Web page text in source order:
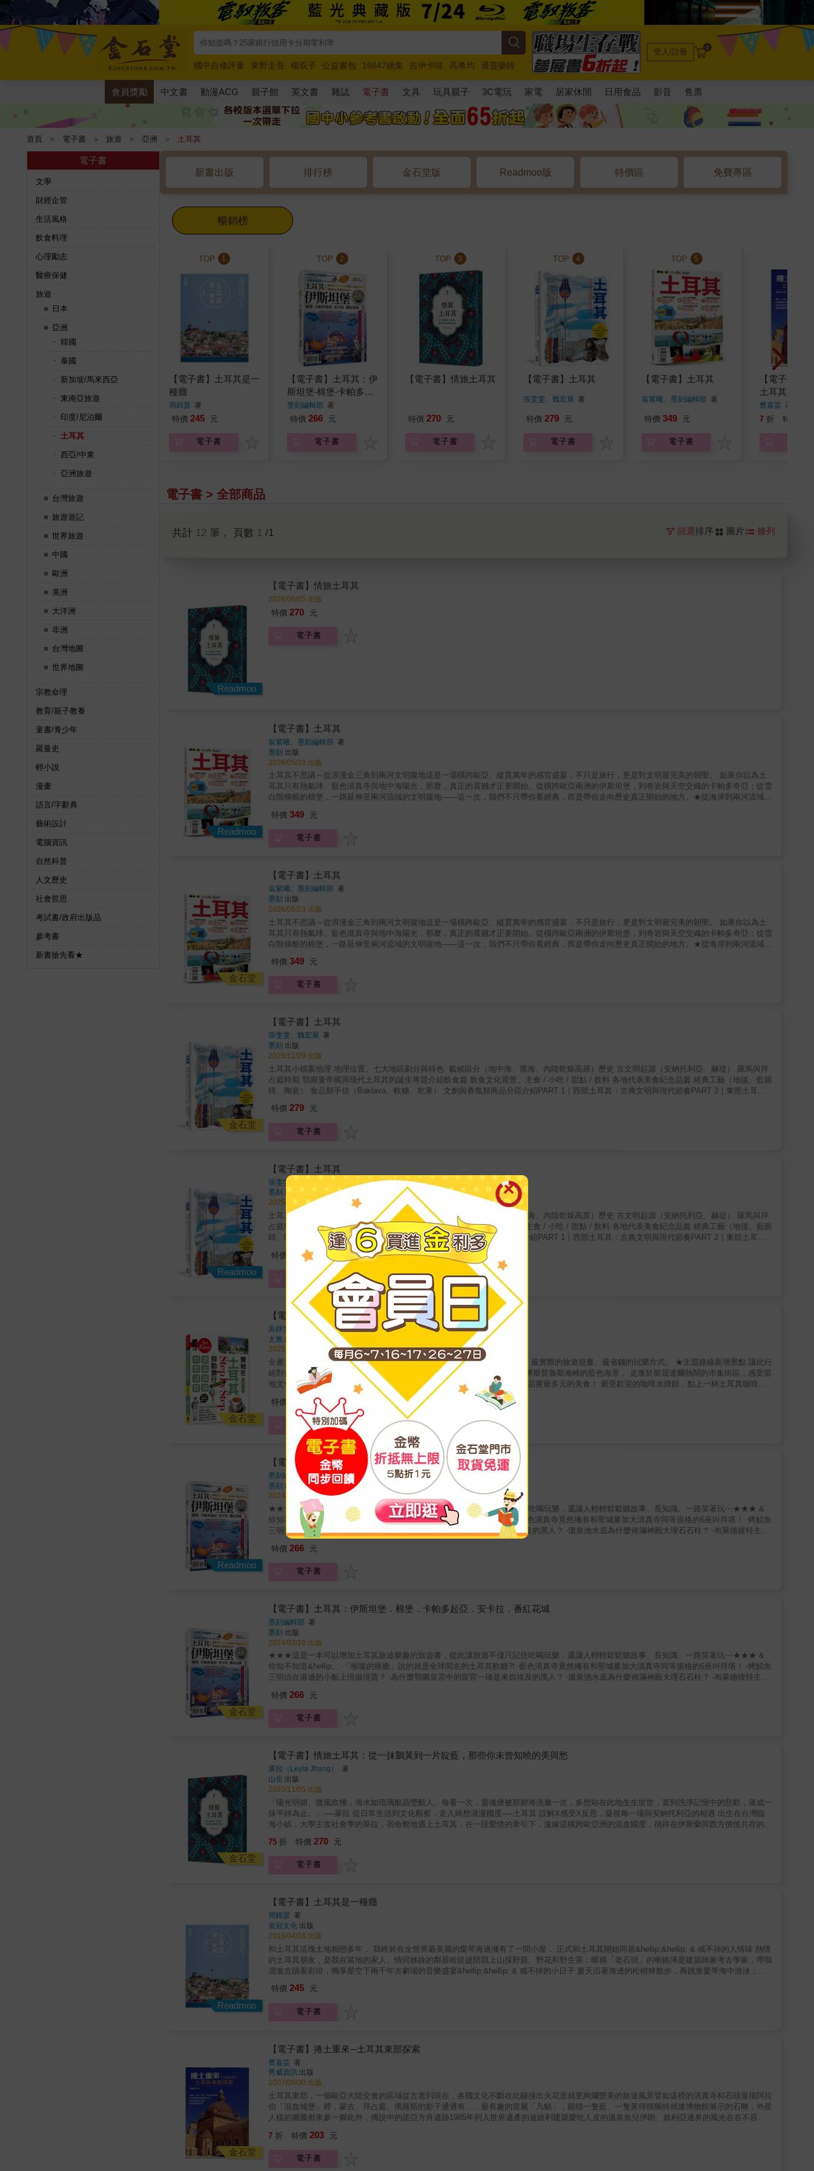
國中自修評量 東野圭吾 楊双子 公益書包 16647續集 吉伊卡哇 高希均
通靈藥師
唯紅花綻放
奧德賽 路邊攤新作 馬斯克 玩具總動員5 超慢跑
登入/註冊 0
會員獎勵 中文書 動漫ACG 親子館 英文書 雜誌 電子書 文具 玩具親子 3C電玩 家電 居家休閒 日用食品 影音 售票
首頁 ＞ 電子書 ＞ 旅遊 ＞ 亞洲 ＞ 土耳其
電子書
文學
財經企管
生活風格
飲食料理
心理勵志
醫療保健
旅遊
日本
亞洲
韓國
泰國
新加坡/馬來西亞
東南亞旅遊
印度/尼泊爾
土耳其
西亞/中東
亞洲旅遊
台灣旅遊
旅遊遊記
世界旅遊
中國
歐洲
美洲
大洋洲
非洲
台灣地圖
世界地圖
宗教命理
教育/親子教養
童書/青少年
羅曼史
輕小說
漫畫
語言/字辭典
藝術設計
電腦資訊
自然科普
人文歷史
社會哲思
考試書/政府出版品
參考書
新書搶先看★
新書出版 排行榜 金石堂版 Readmoo版 特價區 免費專區
暢銷榜
TOP 1
【電子書】土耳其是一
種癮
周錦瑟 著
特價 245 元
電子書
TOP 2
【電子書】土耳其：伊
斯坦堡‧棉堡‧卡帕多起
亞‧安卡拉‧番紅花城
墨刻編輯部 著
特價 266 元
電子書
TOP 3
【電子書】情旅土耳其
特價 270 元
電子書
TOP 4
【電子書】土耳其
張雯雯、魏宏展 著
特價 279 元
電子書
TOP 5
【電子書】土耳其
翁紫曦、墨刻編輯部 著
特價 349 元
電子書
【電子書】
土耳其東部
曹嘉芸 著
7 折 特價
電子書 > 全部商品
共計 12 筆， 頁數 1 /1 篩選排序 圖片 條列
Readmoo
【電子書】情旅土耳其
2026/06/05 出版
特價 270 元
電子書
Readmoo
【電子書】土耳其
翁紫曦、墨刻編輯部 著
墨刻 出版
2026/05/23 出版
土耳其不思議～從浪漫金三角到兩河文明腹地這是一場橫跨歐亞、縱貫萬年的感官盛宴，不只是旅行，更是對文明最完美的朝聖。 如果你以為土
耳其只有熱氣球、藍色清真寺與地中海陽光，那麼，真正的震撼才正要開始。從橫跨歐亞兩洲的伊斯坦堡，到奇岩與天空交織的卡帕多奇亞；從雪
白階梯般的棉堡，一路延伸至兩河流域的文明腹地——這一次，我們不只帶你看經典，而是帶你走向歷史真正開始的地方。★從海岸到兩河流域：
你將踏入人類文明最深的時間層。本書完整保留金三角經典路線——伊斯坦堡、卡帕多奇亞、棉堡與愛琴海古城，同時重磅擴充「東南安納托利
直面人類最古老神殿之一‧在尚勒烏爾法聖魚池感受信仰與傳說交會的神聖場景‧沿著幼發拉底河抵達哈爾費蒂，看水壩下沉睡的古村‧在底格里斯河
覽：不只打卡，而是讀懂千年時間走進清真寺，你知道該看哪裡？站在羅馬劇場中央，你能想像兩千年前的聲音？面對史前巨石神殿，你是否真正
理解它的時代意義？本書為每座重要古蹟搭配歷史背景、圖解說明與地圖定位，從羅馬、拜占庭到鄂圖曼，從史前巨石神殿到伊斯蘭建築，讓你在
現場就能掌握千年時間尺度。‧馬賽克藝術如何拼貼帝國榮光？‧被水壩淹沒的古城意味著什麼？‧「文明十字路口」為何不是口號，而是真實發生的
歷史現場？◆從「看熱鬧」晉升為「讀歷史」，你將真正理解腳下土地的重量 ★味蕾巡禮：從烤肉王國到甜點之都土耳其料理被譽為世界三大菜
系之一，卻遠不止沙威瑪與冰淇淋。前菜（Meze）鋪滿整張餐桌，烤肉與鹹優格（Ayran）構成日常風景；愛琴海沿岸料理清爽鮮明，內陸則香
料濃郁、燉肉厚實。而來到加濟安泰普，你將遇見真正的甜點王國——層層酥皮、鋪滿開心果的果仁蜜餅（Baklava），在這裡被視為國家級標
準。甜與香的比例，足以改寫你對「甜點」的想像。◆這是一趟用味蕾體驗文化的旅行。 ★從大巴扎到銅匠街：敗家，也是一種文化體驗伊斯坦
堡大巴扎依舊繁華，但更迷人的是各地城市保留的在地市集性格。從香料山堆疊的色彩，到銅匠敲打出的金屬節奏；藍眼睛護身符、玻璃燈罩、地
毯、皮件、綠松石、橄欖油香皂與土耳其軟糖……每一次交易，都是文化的延續。怎麼逛？怎麼挑？如何在熱情攻勢下理性出價？◆MOOK用實
哈爾費蒂乘船航行於水下古村之上，或在清真寺旁聆聽宣禮聲與水波交織。◆當夕陽沉入底格里斯河谷，歷史不再抽象，而是可見、可觸、可思考
的存在。 這不是一本「到此一遊」的觀光指南，而是一部能「深入土耳其」的旅行之書。無論是第一次造訪，或已走過經典路線的二訪旅人，都
書寫的史詩。翻開這本書，你不只是計畫一趟旅行——更是走進文明的源頭裡！
特價 349 元
電子書
金石堂
【電子書】土耳其
翁紫曦、墨刻編輯部 著
墨刻 出版
2026/05/23 出版
土耳其不思議～從浪漫金三角到兩河文明腹地這是一場橫跨歐亞、縱貫萬年的感官盛宴，不只是旅行，更是對文明最完美的朝聖。 如果你以為土
耳其只有熱氣球、藍色清真寺與地中海陽光，那麼，真正的震撼才正要開始。從橫跨歐亞兩洲的伊斯坦堡，到奇岩與天空交織的卡帕多奇亞；從雪
白階梯般的棉堡，一路延伸至兩河流域的文明腹地——這一次，我們不只帶你看經典，而是帶你走向歷史真正開始的地方。★從海岸到兩河流域：
你將踏入人類文明最深的時間層。本書完整保留金三角經典路線——伊斯坦堡、卡帕多奇亞、棉堡與愛琴海古城，同時重磅擴充「東南安納托利
直面人類最古老神殿之一‧在尚勒烏爾法聖魚池感受信仰與傳說交會的神聖場景‧沿著幼發拉底河抵達哈爾費蒂，看水壩下沉睡的古村‧在底格里斯河
覽：不只打卡，而是讀懂千年時間走進清真寺，你知道該看哪裡？站在羅馬劇場中央，你能想像兩千年前的聲音？面對史前巨石神殿，你是否真正
理解它的時代意義？本書為每座重要古蹟搭配歷史背景、圖解說明與地圖定位，從羅馬、拜占庭到鄂圖曼，從史前巨石神殿到伊斯蘭建築，讓你在
現場就能掌握千年時間尺度。‧馬賽克藝術如何拼貼帝國榮光？‧被水壩淹沒的古城意味著什麼？‧「文明十字路口」為何不是口號，而是真實發生的
歷史現場？◆從「看熱鬧」晉升為「讀歷史」，你將真正理解腳下土地的重量 ★味蕾巡禮：從烤肉王國到甜點之都土耳其料理被譽為世界三大菜
系之一，卻遠不止沙威瑪與冰淇淋。前菜（Meze）鋪滿整張餐桌，烤肉與鹹優格（Ayran）構成日常風景；愛琴海沿岸料理清爽鮮明，內陸則香
料濃郁、燉肉厚實。而來到加濟安泰普，你將遇見真正的甜點王國——層層酥皮、鋪滿開心果的果仁蜜餅（Baklava），在這裡被視為國家級標
準。甜與香的比例，足以改寫你對「甜點」的想像。◆這是一趟用味蕾體驗文化的旅行。 ★從大巴扎到銅匠街：敗家，也是一種文化體驗伊斯坦
堡大巴扎依舊繁華，但更迷人的是各地城市保留的在地市集性格。從香料山堆疊的色彩，到銅匠敲打出的金屬節奏；藍眼睛護身符、玻璃燈罩、地
毯、皮件、綠松石、橄欖油香皂與土耳其軟糖……每一次交易，都是文化的延續。怎麼逛？怎麼挑？如何在熱情攻勢下理性出價？◆MOOK用實
哈爾費蒂乘船航行於水下古村之上，或在清真寺旁聆聽宣禮聲與水波交織。◆當夕陽沉入底格里斯河谷，歷史不再抽象，而是可見、可觸、可思考
的存在。 這不是一本「到此一遊」的觀光指南，而是一部能「深入土耳其」的旅行之書。無論是第一次造訪，或已走過經典路線的二訪旅人，都
特價 349 元
電子書
金石堂
【電子書】土耳其
張雯雯、魏宏展 著
墨刻 出版
2025/11/29 出版
土耳其小檔案地理 地理位置、七大地區劃分與特色 氣候區分（地中海、黑海、內陸乾燥高原）歷史 古文明起源（安納托利亞、赫堤） 羅馬與拜
占庭時期 鄂圖曼帝國與現代土耳其的誕生專題介紹飲食篇 飲食文化背景、主食 / 小吃 / 甜點 / 飲料 各地代表美食紀念品篇 經典工藝（地毯、藍眼
睛、陶瓷） 食品類手信（Baklava、軟糖、乾果） 文創與香氛類商品分區介紹PART 1｜西部土耳其：古典文明與現代節奏PART 2｜東部土耳
特價 279 元
電子書
Readmoo
【電子書】土耳其
張雯雯、魏宏展
墨刻 出版
2025/11/29 出版
土耳其小檔案地理 地理位置、七大地區劃分與特色 氣候區分（地中海、黑海、內陸乾燥高原）歷史 古文明起源（安納托利亞、赫堤） 羅馬與拜
占庭時期 鄂圖曼帝國與現代土耳其的誕生專題介紹飲食篇 飲食文化背景、主食 / 小吃 / 甜點 / 飲料 各地代表美食紀念品篇 經典工藝（地毯、藍眼
睛、陶瓷） 食品類手信（Baklava、軟糖、乾果） 文創與香氛類商品分區介紹PART 1｜西部土耳其：古典文明與現代節奏PART 2｜東部土耳
其：文明的起點與邊境的呼喚PART 3｜北部與高原：黑海綠境與高山秘境PART 4｜中央安納托利亞：從王國到帝國的軸線文明
特價 279 元
電子書
金石堂
【電子書】開始在土耳其自助旅行
吳靜雯
太雅 出版
2025/05/12 出版
全書資訊更新！必看！15個重點城市深度導覽！ 給你最多樣的土耳其風情、最實際的旅遊規畫、最省錢的玩樂方式。 ★主題路線新增景點 讓此行
絕對值回票價！ 伊斯坦堡主題路線，增加亞洲區熱門景點， 在少女塔遠眺博斯普魯斯海峽的藍色海景， 走進於斯屈達爾熱鬧的市集街區，感受當
地文化 登上恰姆勒賈山丘，俯瞰伊斯坦堡日落美景。 ★新增餐廳推薦 帶你品嘗最多元的美食！ 最受歡迎的咖啡水煙館，點上一杯土耳其咖啡，
享受悠閒的時光。 還有平價的土式牛肉丸餐廳，教你最道地的吃法！ ｜主題玩樂，最豐富｜ 帶你探索橫跨歐亞的伊斯蘭文明大國！ 古城徒步、
海峽郵輪、滑翔翼、熱氣球、土耳其浴， 並擁有眾多的世界級文化遺產、歷史遺址、拜占庭建築藝術， 喜愛探索古蹟文化奇景的你，絕對要造訪
土耳其！ ｜特色工藝，最熱門｜ 土耳其卓越非凡的工藝技術！ 皮件、手工鞋、玫瑰水、橄欖皂、番紅花、 彩繪陶瓷、馬賽克彩燈、藍眼睛、絲
巾， 還有不容錯過的伴手禮，一次滿足你！ ｜多元美食，最驚喜｜ 列於世界三大菜系的土耳其料理！ 小酒館、烤肉店、烤餅店、海鮮餐廳、街
頭小吃， 還有土耳其香料飯、沙丁魚飯、麥飯、浪軍馬、旋轉烤肉， 番紅花布丁、米布丁、土耳其冰淇淋、甜甜圈等各土式甜點， 土耳其茶、咖
啡、獅子奶、蘭根莖熱飲、鹹優格等飲品， 最具特色的愛式料理，來土耳其非嘗不可！ 本書特色 ★Step by Step圖解式教戰手冊 食衣住行大小
事項、搭機入境通關、各種交通搭乘接駁，Step by Step圖解法，全部流程步驟化，文字與圖片搭配，易懂，操作容易。 ★專治旅行疑難雜症 旅
行一開始的準備規畫、辦護照、辦簽證、購買機票、安排行程、機場入出境手續、行李打包、如何搭乘各種大眾交通工具、如何選擇入宿，全都預
先設想周到，並給予適當的指示和解答。絕對是害怕自助旅遊者的救星，自助旅遊愛好者的好幫手。 ★玩樂景點分量加倍 作者親自導覽，介紹伊
斯坦堡、愛琴海沿岸、地中海沿岸、安納托利亞等分區，網羅必訪景點，並外加在地主題旅遊，讓你一次將土耳其玩透透。 ★各種票券、指標解
析 搭機及搭車資訊看板、購票、投幣、按鈕、插孔位置都有拉線指示，跟著本書照著操作，一個人上路也不怕。 ★實用資訊表格 證件哪裡辦、店
家、景點怎麼去，相關聯絡資料、各方面查詢管道，條例整理為小BOX，一目了然、方便查詢。 ★超好用緊急應變方案 證件護照、財物遺失、遭
搶被竊、生病受傷、內急等意外狀況都有解決方案；相關急救單位、救命電話全都錄；附贈救命小紙條隨身攜帶。 ★模擬情境的單字與對話 模擬
各種場合與情境的單字與對話，即使語言不通，指指點點也能輕鬆暢遊土耳其。
特價 元
電子書
Readmoo
【電子書】土耳其：伊斯坦堡‧棉堡‧卡帕多起亞‧安卡拉‧番紅花城
墨刻編輯部
著
墨刻 出版
2024/03/16 出版
★★★這是一本可以增加土耳其旅途樂趣的旅遊書，從此讓旅遊不僅只記住吃喝玩樂，還讓人輕輕鬆鬆聽故事、長知識、一路笑著玩⋯★★★ &
你知不知道&hellip;.. ‧「喉嚨的療癒」說的就是全球聞名的土耳其軟糖?! ‧藍色清真寺竟然擁有和聖城麥加大清真寺同等規格的6座叫拜塔！ ‧烤鯖魚
三明治在港邊的小船上現做現賣？ ‧為什麼鄂圖皇宮中的宦官一律是來自埃及的黑人？ ‧溫泉池水底為什麼佈滿神殿大理石石柱？ ‧布萊德彼特主演
的電影「特洛伊」大木馬竟立在大馬路旁？ ‧在洞穴煙囪裡爬上爬下只為了喝咖啡是怎麼一回事？ ‧只有指甲般大小的小餃子是什麼滋味？ & 【本
書優點】 除了有趣知識，這本書還有下列優點，讓大家一路安心玩～ ◎超實用的小提醒：像是搭車該怎麼買票最划算、前往景點最方便又最便宜
資訊外，還會深入解說各景點的背景典故、不能錯過的重點與如何玩才聰明等，讓你玩得知其所以然，開開心心長知識。 ◎介紹的餐廳與店家都
◎土耳其交通大解析 ◎土耳其行前懶人包 ◎好買好逛 &
特價 266 元
電子書
金石堂
【電子書】土耳其：伊斯坦堡．棉堡．卡帕多起亞．安卡拉．番紅花城
墨刻編輯部 著
墨刻 出版
2024/03/16 出版
★★★這是一本可以增加土耳其旅途樂趣的旅遊書，從此讓旅遊不僅只記住吃喝玩樂，還讓人輕輕鬆鬆聽故事、長知識、一路笑著玩⋯★★★ &
你知不知道&hellip;.. ‧「喉嚨的療癒」說的就是全球聞名的土耳其軟糖?! ‧藍色清真寺竟然擁有和聖城麥加大清真寺同等規格的6座叫拜塔！ ‧烤鯖魚
三明治在港邊的小船上現做現賣？ ‧為什麼鄂圖皇宮中的宦官一律是來自埃及的黑人？ ‧溫泉池水底為什麼佈滿神殿大理石石柱？ ‧布萊德彼特主演
書優點】 除了有趣知識，這本書還有下列優點，讓大家一路安心玩～ ◎超實用的小提醒：像是搭車該怎麼買票最划算、前往景點最方便又最便宜
資訊外，還會深入解說各景點的背景典故、不能錯過的重點與如何玩才聰明等，讓你玩得知其所以然，開開心心長知識。 ◎介紹的餐廳與店家都
◎土耳其交通大解析 ◎土耳其行前懶人包 ◎好買好逛 &
特價 266 元
電子書
金石堂
【電子書】情旅土耳其：從一抹鵝黃到一片靛藍，那些你未曾知曉的美與愁
萊拉（Leyla Jhang）
著
山岳 出版
2020/11/05 出版
「陽光明媚、微風吹拂，海水如琉璃般晶瑩動人。每看一次，靈魂便被那碧海洗滌一次，多想站在此地生生世世，直到洗淨記憶中的悲歡，落成一
抹平靜為止。」──萊拉 從日常生活到文化觀察，走入綺想浪漫國度──土耳其 誤解X感受X反思，凝視每一場與安納托利亞的相遇 出生在台灣臨
海小鎮，大學主攻社會學的萊拉，宿命般地遇上土耳其，在一段愛情的牽引下，遠嫁這橫跨歐亞洲的混血國度，徜徉在伊斯蘭與西方價值共存的城
她以社會觀察的犀利眼光和在地人生活的視角，寫下土耳其的美麗與哀愁。 關於土耳其，你有什麼想像？多數人立刻想到：「熱氣球」或「冰淇
的冒險家，以生活在土耳其的旅人姿態，拓展一場場耐人尋味的文化之旅。全書以抒情優美的筆觸，細膩刻畫土耳其的人文風情，穿梭於宗教的神
曼幾何圖形的工藝&hellip;&hellip;構成了土耳其斑斕華麗的色彩印象。萊拉運用四種土耳其代表色為主題書寫，娓娓道來不同色彩背後的意味深
長，包含風土民情、旅行見聞、生活日常及社會寫實，使全書滿溢出浪漫的異國風情。 ｜暖鵝黃──文化｜ 泛黃的牆垣、金黃的銅幣⋯⋯黃色雖給
人一種「古老」、「傳統」的感覺，卻溫暖而明亮。如同土耳其的文化──好客、愛情、親子觀念──多半和歷史、宗教有關，卻藏有樂天友好的一
面。 ｜迷霧白──旅行｜ 穿梭在一次又一次的旅行中，前方宛如迷霧一般，看不清路途；而萊拉正領著你，走進又走出一陣迷霧白，俯瞰愛琴海的
靛藍波浪、洞穴旅館的土黃色堡壘、蔥綠色的路樹，以及寂靜的雪白世界⋯⋯每個未知的開端，都等著旅人們親自去探索。 ｜兔血紅──生活｜ 一
杯煮得到位的紅茶，必須要是「兔血紅色」──這是土耳其人的堅持，不過度烹調，也不任它清清淡淡。猶如土耳其人愛好的大托盤早餐、穿著服
飾的適當性、灑脫對待貓咪的方式⋯⋯萊拉將土耳其的生活，形容為一杯到位的紅茶，濃厚卻不苦澀，讓人想一杯接著一杯地喝下去。 ｜土耳其
藍──社會｜ 如果非得為土耳其選出一種顏色，土耳其藍再適合不過了！瘋狂的愛國情節、埋在社會架構裡的幽暗故事，以及當權者貪婪的輪廓，
全都化為一層暗藍色，包覆著土耳其。若想一探究竟，得先扒開這層土耳其藍，看見其中的色澤亮麗，才能展望真正的土耳其。 ◆關於誤解：我
在公共場合大吵，全土耳其人幫你哄小孩？ ＋土耳其人沒有「父後七日」！生死觀豁達，顛覆你的想像。 無論是伊斯蘭宗教或土耳其，在世人眼
中必定有多種面貌──「保守」、「邪惡」、「固執」──而萊拉絲毫不被刻板印象影響，一步一步揭開土耳其的神祕面紗，翻轉以往的負面印象。
戰亂及死亡面前，渺小的人類是該停止仇恨了，好好珍惜平靜的當下。 萊拉以細膩的眼光，敏銳的洞察，帶領我們看見你我未曾知曉的土耳其，
認識深邃浪漫的安納托利亞。
75 折 特價 270 元
電子書
Readmoo
【電子書】土耳其是一種癮
周錦瑟 著
皇冠文化 出版
2016/04/18 出版
和土耳其這塊土地相戀多年， 我終於在全世界最美麗的愛琴海邊擁有了一間小屋， 正式和土耳其開始同居&hellip;&hellip; & 戒不掉的人情味 熱情
的土耳其朋友，是我在當地的家人。情同姊妹的鄰居哈緹婕陪我上山採野菇、野花和野生茶；暱稱「老石頭」的喇鉻溥是建築師兼考古學家，帶我
溜進古蹟看彩排，獨享星空下兩千年古劇場的音樂盛宴&hellip;&hellip; & 戒不掉的小日子 夏天沿著海邊的松樹林散步，再跳進愛琴海中游泳；秋
佐著美酒話家常，夫復何求&hellip;&hellip; & 戒不掉的深旅行 有了家作為據點，便更能悠哉地四處旅行。到欸帝額內參觀世界上最古老的「油脂
一種癮，那我這輩子大概再也戒不掉了！
特價 245 元
電子書
金石堂
【電子書】捲土重來─土耳其東部探索
曹嘉芸 著
秀威資訊 出版
2007/09/30 出版
土耳其東部，一個歐亞大陸交會的區域從古老到現在，各國文化不斷在此碰撞出火花造就更絢爛豐美的旅途風景譬如這裡的清真寺和石頭屋很阿拉
伯「混血城堡」裡，蒙古、拜占庭、俄羅斯的影子通通有……最有趣的當屬「凡貓」，眼睛一隻藍、一隻黃得很獨特就連博物館展示的石雕，外星
人樣的圖騰都來參一腳此外，傳說中的諾亞方舟遺跡1985年列入世界遺產的迪維利建築愛吃人皮的溫泉魚兒伊朗、敘利亞邊界的風光在在不容錯
西部意猶未竟的她，這次選擇土耳其東部遊玩，期間心情、所見所聞一一記載下來，生動有趣，讀來彷彿跟著她見識到土庫族人的熱情、令人嘆為
動的讀者，也能跟著她的腳步，一起探索土耳其！
7 折 特價 203 元
電子書